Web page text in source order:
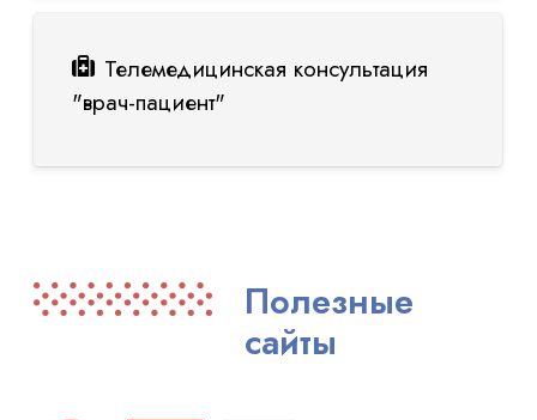
Телемедицинская консультация
"врач-пациент"
Полезные
сайты